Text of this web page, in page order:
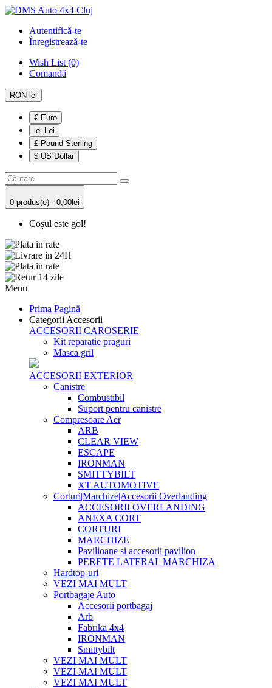
Autentifică-te
Înregistrează-te
Wish List (0)
Comandă
RON lei
€ Euro
lei Lei
£ Pound Sterling
$ US Dollar
0 produs(e) - 0,00lei
Coșul este gol!
Menu
Prima Pagină
Categorii Accesorii
ACCESORII CAROSERIE
Kit reparatie praguri
Masca gril
ACCESORII EXTERIOR
Canistre
Combustibil
Suport pentru canistre
Compresoare Aer
ARB
CLEAR VIEW
ESCAPE
IRONMAN
SMITTYBILT
XT AUTOMOTIVE
Corturi|Marchize|Accesorii Overlanding
ACCESORII OVERLANDING
ANEXA CORT
CORTURI
MARCHIZE
Pavilioane si accesorii pavilion
PERETE LATERAL MARCHIZA
Hardtop-uri
VEZI MAI MULT
Portbagaje Auto
Accesorii portbagaj
Arb
Fabrika 4x4
IRONMAN
Smittybilt
VEZI MAI MULT
VEZI MAI MULT
VEZI MAI MULT